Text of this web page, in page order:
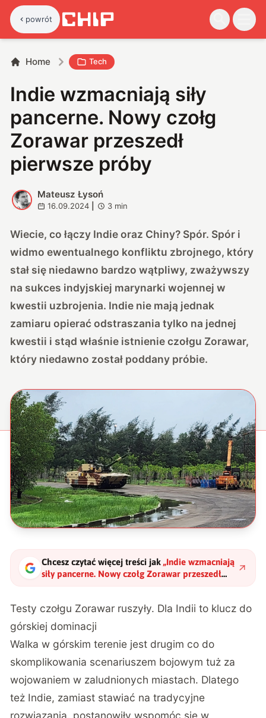
powrót
Home Tech
Indie wzmacniają siły
pancerne. Nowy czołg
Zorawar przeszedł
pierwsze próby
M
Mateusz Łysoń
16.09.2024 3 min
Wiecie, co łączy Indie oraz Chiny? Spór. Spór i
widmo ewentualnego konfliktu zbrojnego, który
stał się niedawno bardzo wątpliwy, zważywszy
na sukces indyjskiej marynarki wojennej w
kwestii uzbrojenia. Indie nie mają jednak
zamiaru opierać odstraszania tylko na jednej
kwestii i stąd właśnie istnienie czołgu Zorawar,
który niedawno został poddany próbie.
Chcesz czytać więcej treści jak „Indie wzmacniają
siły pancerne. Nowy czołg Zorawar przeszedł
pierwsze próby"?
Testy czołgu Zorawar ruszyły. Dla Indii to klucz do
górskiej dominacji
Walka w górskim terenie jest drugim co do
skomplikowania scenariuszem bojowym tuż za
wojowaniem w zaludnionych miastach. Dlatego
też Indie, zamiast stawiać na tradycyjne
rozwiązania, postanowiły wspomóc się w